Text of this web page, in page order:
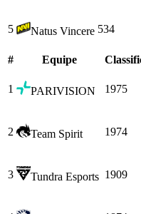
5 Natus Vincere 534
# Equipe
1 PARIVISION 1975
2 Team Spirit 1974
3 Tundra Esports 1909